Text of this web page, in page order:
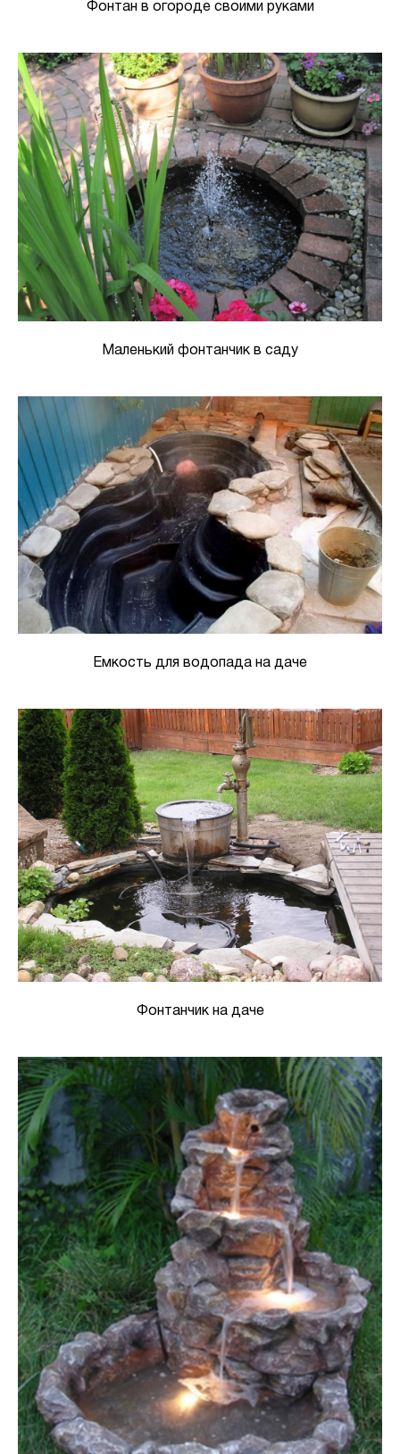
Фонтан в огороде своими руками
Маленький фонтанчик в саду
Емкость для водопада на даче
Фонтанчик на даче